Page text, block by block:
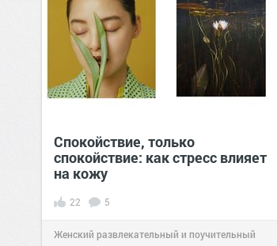
Спокойствие, только
спокойствие: как стресс влияет
на кожу
22 5
Женский развлекательный и поучительный